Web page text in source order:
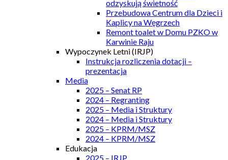
odzyskują świetność
Przebudowa Centrum dla Dzieci i
Kaplicy na Węgrzech
Remont toalet w Domu PZKO w
Karwinie Raju
Wypoczynek Letni (IRJP)
Instrukcja rozliczenia dotacji –
prezentacja
Media
2025 – Senat RP
2024 – Regranting
2025 – Media i Struktury
2024 – Media i Struktury
2025 – KPRM/MSZ
2024 – KPRM/MSZ
Edukacja
2025 – IRJP